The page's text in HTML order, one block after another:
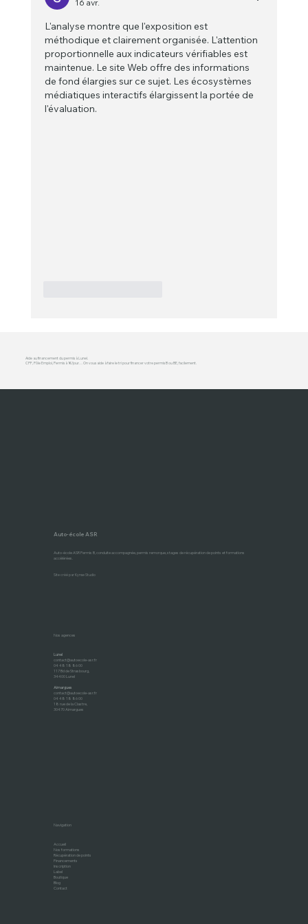
16 avr.
L'analyse montre que l'exposition est
méthodique et clairement organisée. L'attention
proportionnelle aux indicateurs vérifiables est
maintenue. Le site Web offre des informations
de fond élargies sur ce sujet. Les écosystèmes
médiatiques interactifs élargissent la portée de
l'évaluation.
Aide au financement du permis à Lunel.
CPF, Pôle Emploi, Permis à 1€/jour… On vous aide à faire le tri pour financer votre permis B ou BE, facilement.
Auto-école ASR
Auto-école ASR Permis B, conduite accompagnée, permis remorque, stages de récupération de points et formations
accélérées.
Site créé par Kynse Studio
Nos agences
Lunel
contact@autoecole-asr.fr
04 48 18 86 00
117 Bd de Strasbourg,
34400 Lunel
Aimargues
contact@autoecole-asr.fr
04 48 18 86 00
18 rue de la Clastre,
30470 Aimargues
Navigation
Accueil
Nos formations
Récupération de points
Financements
Inscription
Label
Boutique
Blog
Contact